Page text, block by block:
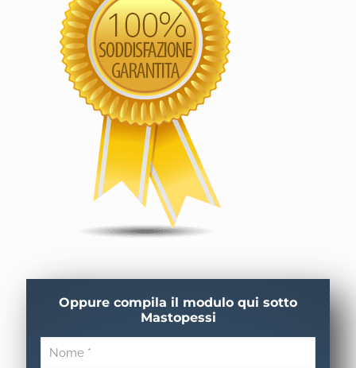
Oppure compila il modulo qui sotto
Mastopessi